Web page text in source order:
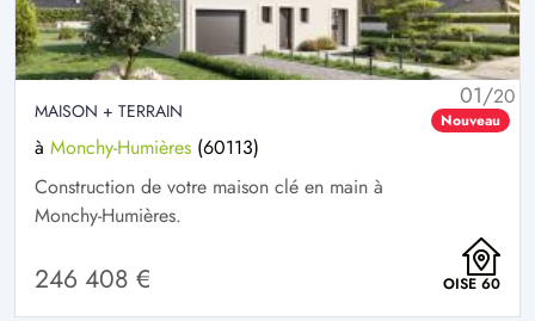
01/20
Nouveau
MAISON + TERRAIN
à Monchy-Humières (60113)
Construction de votre maison clé en main à
Monchy-Humières.
246 408 € OISE 60